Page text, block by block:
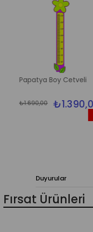
Papatya Boy Cetveli
₺1.690,00
Duyurular
Fırsat Ürünleri